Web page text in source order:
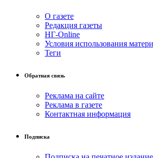
О газете
Редакция газеты
НГ-Online
Условия использования
Теги
Обратная связь
Реклама на сайте
Реклама в газете
Контактная информация
Подписка